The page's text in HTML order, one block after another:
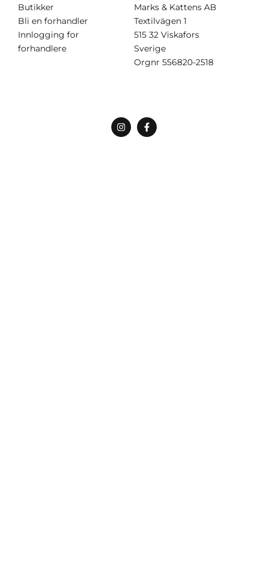
Butikker
Bli en forhandler
Innlogging for
forhandlere
Marks & Kattens AB
Textilvägen 1
515 32 Viskafors
Sverige
Orgnr 556820-2518